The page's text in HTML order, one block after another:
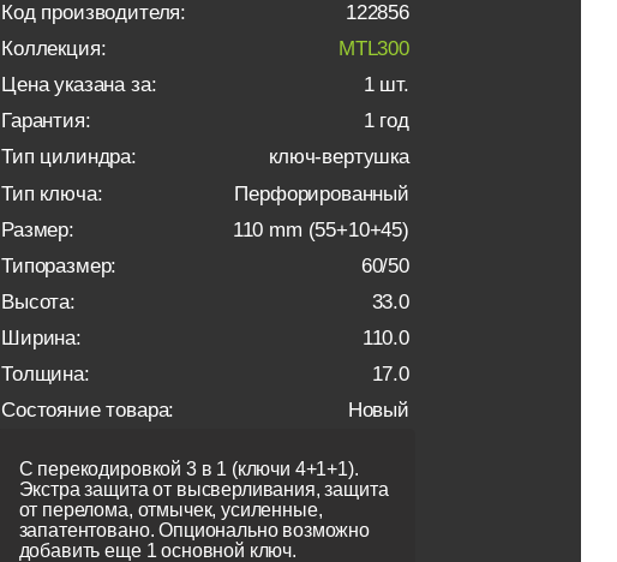
Код производителя:
122856
Коллекция:
MTL300
Цена указана за:
1 шт.
Гарантия:
1 год
Тип цилиндра:
ключ-вертушка
Тип ключа:
Перфорированный
Размер:
110 mm (55+10+45)
Типоразмер:
60/50
Высота:
33.0
Ширина:
110.0
Толщина:
17.0
Состояние товара:
Новый
С перекодировкой 3 в 1 (ключи 4+1+1).
Экстра защита от высверливания, защита
от перелома, отмычек, усиленные,
запатентовано. Опционально возможно
добавить еще 1 основной ключ.